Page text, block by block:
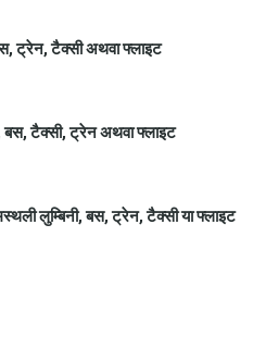
ट्रेन, टैक्सी अथवा फ्लाइट
टैक्सी, ट्रेन अथवा फ्लाइट
लुम्बिनी, बस, ट्रेन, टैक्सी या फ्लाइट